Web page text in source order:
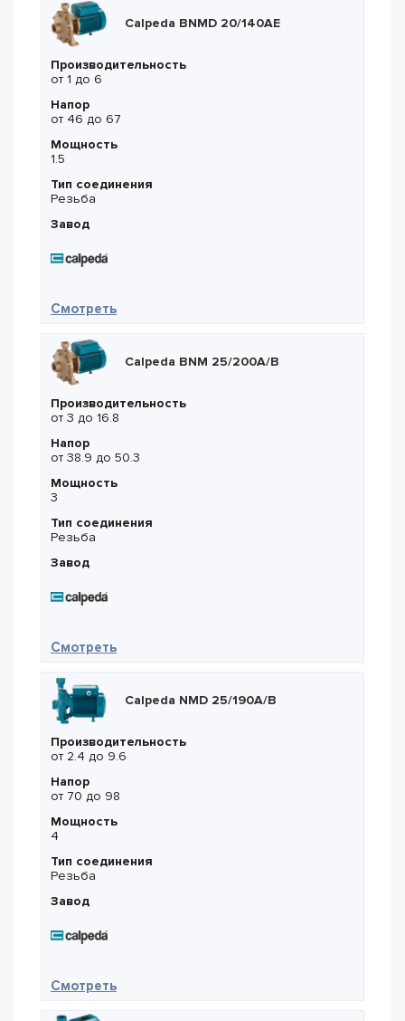
Calpeda BNMD 20/140AE
Производительность
от 1 до 6
Напор
от 46 до 67
Мощность
1.5
Тип соединения
Резьба
Завод
Смотреть— Calpeda BNMD 20/140AE
Calpeda BNM 25/200A/B
Производительность
от 3 до 16.8
Напор
от 38.9 до 50.3
Мощность
3
Тип соединения
Резьба
Завод
Смотреть— Calpeda BNM 25/200A/B
Calpeda NMD 25/190A/B
Производительность
от 2.4 до 9.6
Напор
от 70 до 98
Мощность
4
Тип соединения
Резьба
Завод
Смотреть— Calpeda NMD 25/190A/B